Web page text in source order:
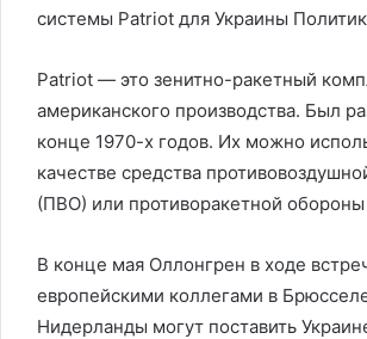
системы Patriot для Украины
Patriot — это зенитно-ракетный
американского производства. Был
конце 1970-х годов. Их можно
качестве средства
(ПВО) или противоракетной
В конце мая Оллонгрен в ходе
европейскими коллегами в
Нидерланды могут поставить